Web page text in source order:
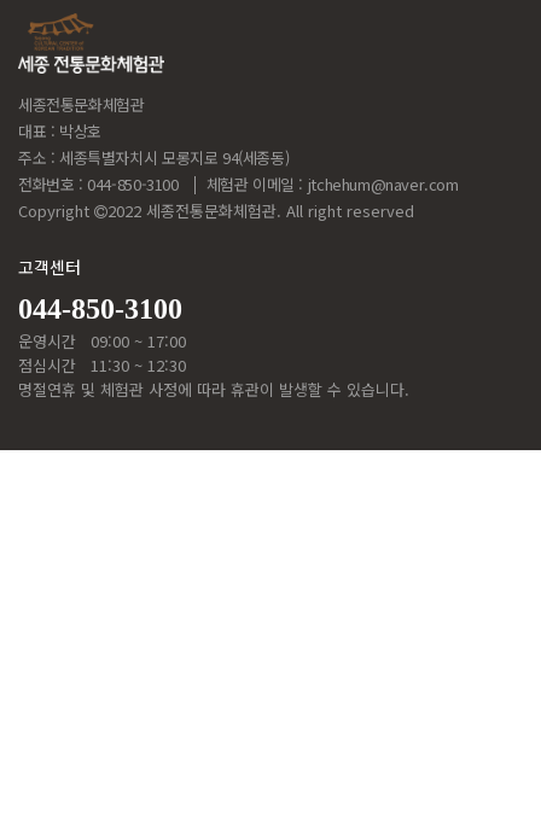
세종전통문화체험관
대표 : 박상호
주소 : 세종특별자치시 모롱지로 94(세종동)
전화번호 : 044-850-3100
체험관 이메일 : jtchehum@naver.com
Copyright
2022 세종전통문화체험관. All right reserved
고객센터
044-850-3100
운영시간
09:00 ~ 17:00
점심시간
11:30 ~ 12:30
명절연휴 및 체험관 사정에 따라 휴관이 발생할 수 있습니다.